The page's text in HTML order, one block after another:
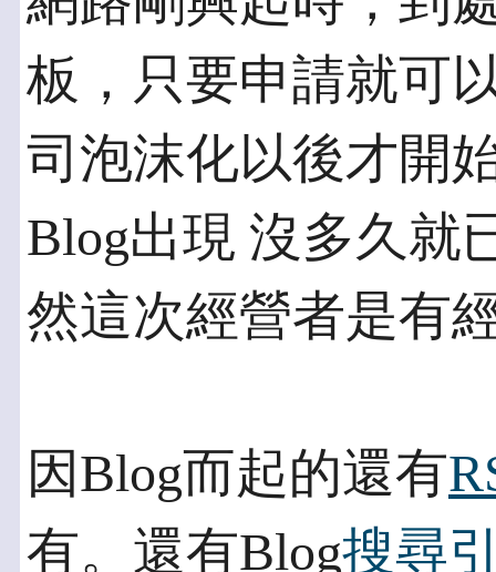
板，只要申請就可
司泡沫化以後才開
Blog出現 沒多久就
然這次經營者是有
因Blog而起的還有
有。還有Blog搜尋